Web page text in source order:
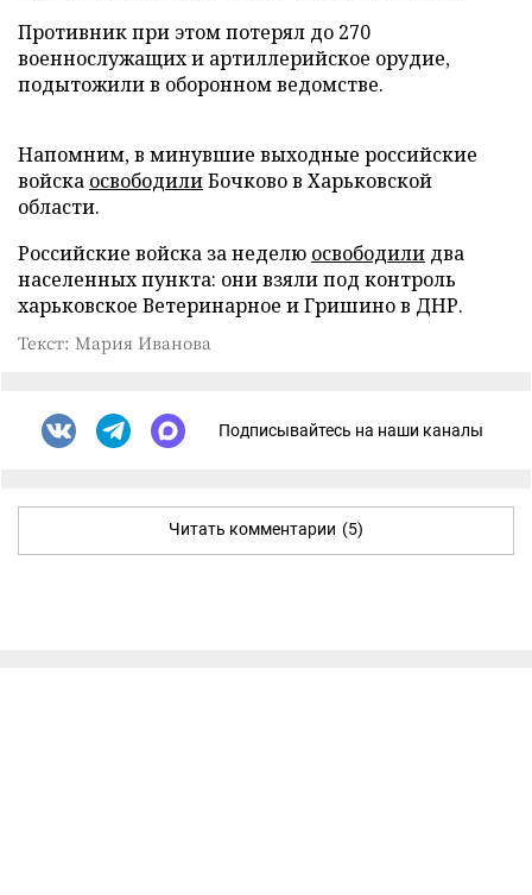
Противник при этом потерял до 270
военнослужащих и артиллерийское орудие,
подытожили в оборонном ведомстве.
Напомним, в минувшие выходные российские
войска освободилиБочково в Харьковской
области.
Российские войска за неделю освободили два
населенных пункта: они взяли под контроль
харьковское Ветеринарное и Гришино в ДНР.
Текст: Мария Иванова
Подписывайтесь на наши каналы
Читать комментарии (5)